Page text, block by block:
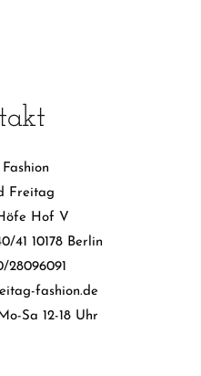
Freitag
Hof V
41 10178 Berlin
28096091
fashion.de
Sa 12-18 Uhr